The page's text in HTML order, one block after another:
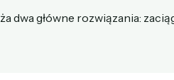
dwa główne rozwiązania: